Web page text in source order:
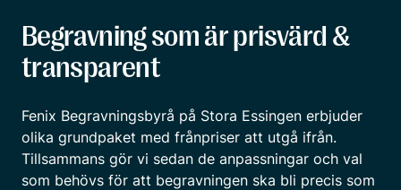
Begravning som är prisvärd &
transparent
Fenix Begravningsbyrå på Stora Essingen erbjuder
olika grundpaket med frånpriser att utgå ifrån.
Tillsammans gör vi sedan de anpassningar och val
som behövs för att begravningen ska bli precis som